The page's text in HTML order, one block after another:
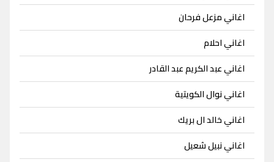
اغاني مزعل فرحان
اغاني احلام
اغاني عبد الكريم عبد القادر
اغاني نوال الكويتية
اغاني خالد ال بريك
اغاني نبيل شعيل